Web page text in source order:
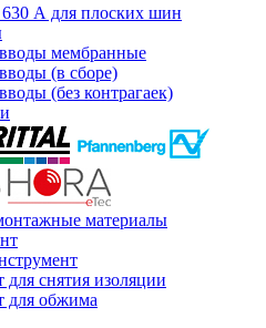
А для плоских шин
мембранные
(в сборе)
(без контрагаек)
материалы
снятия изоляции
для обжима